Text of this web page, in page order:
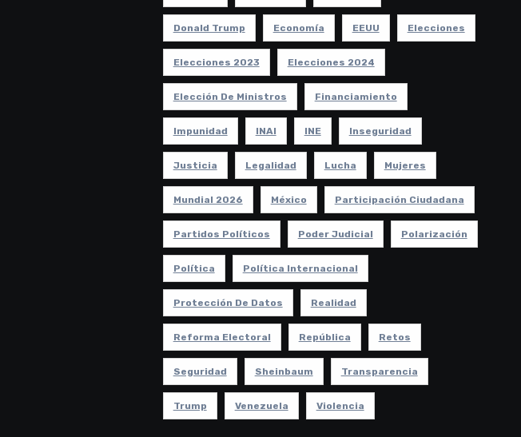
Donald Trump Economía EEUU Elecciones
Elecciones 2023 Elecciones 2024
Elección De Ministros Financiamiento
Impunidad INAI INE Inseguridad
Justicia Legalidad Lucha Mujeres
Mundial 2026 México Participación Ciudadana
Partidos Políticos Poder Judicial Polarización
Política Política Internacional
Protección De Datos Realidad
Reforma Electoral República Retos
Seguridad Sheinbaum Transparencia
Trump Venezuela Violencia